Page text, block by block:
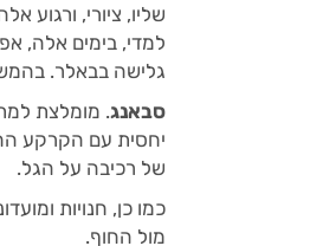
שליו, ציורי, ורגוע
למדי, בימים אלה,
גלישה בבאלר.
סבאנג. מומלצת
יחסית עם הקרקע
של רכיבה על הגל.
כמו כן, חנויות
מול החוף.